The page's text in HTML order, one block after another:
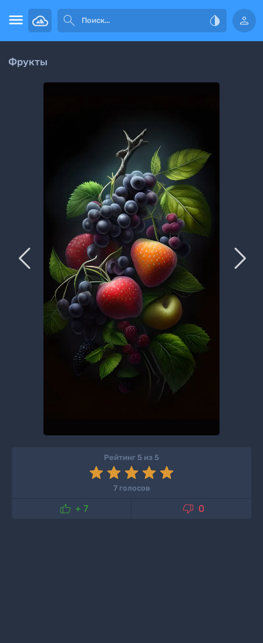
   
Фрукты
 
Рейтинг 5 из 5
7 голосов
 + 7  0